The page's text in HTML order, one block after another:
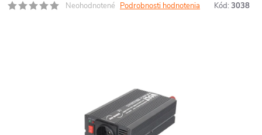
Neohodnotené Podrobnosti hodnotenia Kód: 3038